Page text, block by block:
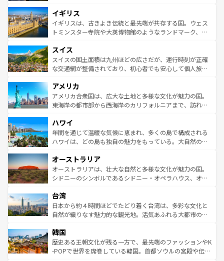
いる。シャンパンの発祥地であるランス、プロヴァンスの
香り高いラベンダー畑など、多彩な楽しみ方が可能だ。さ
らに、パリ以外の地域にも魅力が溢れており、どの街角に
れる地方に足を運ぶとそれぞれで全く異なる文化を体験で
きるだろう。 なお、新着のフランス情報はコンテンツ一覧
を参照してほしい。
顔を持つこの国は、どこを歩いても飽きることがない。ベ
ルリンの文化的活気、バイエルン州のアルプスの絶景、そ
してライン川沿いのワイン畑といった風景は必見。ビール
は、お酒好きな人にはぜひ体験してほしい。 なお、新着の
ドイツ情報はコンテンツ一覧を参照してほしい。
イギリス
イギリスは、古きよき伝統と最先端が共存する国。ウェス
トミンスター寺院や大英博物館のようなランドマーク、歴
リアごとに異なる魅力がある。また、優雅なアフタヌーン
ティー、ビール好きにはたまらない英国パブ、サッカー観
戦など、本場だからこそできる体験も豊富。イギリスを旅
ンツ一覧を参照してほしい。
スイス
スイスの国土面積は九州ほどの広さだが、運行時刻が正確
な交通網が整備されており、初心者でも安心して個人旅行
の建物がそのまま残る町や、スイスならではのユニークな
博物館もあり、アルプス観光だけでなく町歩きも満喫する
ことができる。国民の所得が高いため物価も高いが、旅行
ば市内交通費無料で観光を楽しむこともできる。 なお、新
着のスイス情報はコンテンツ一覧 を参照してほしい。
アメリカ
アメリカ合衆国は、広大な土地と多様な文化が魅力の国。
東海岸の都市部から西海岸のカリフォルニアまで、訪れる
のような巨大都市は、観光、ショッピング、エンターテイ
ンメントが詰まった刺激的なスポットだ。一方、アメリカ
西部には大自然が広がり、グランドキャニオンやイエロー
部のニューオーリンズでは、音楽と美食が融合した独特の
文化が魅力。旅行者はアメリカの各地域で異なる魅力を楽
しみながら、その多様性と豊かな歴史を感じることができ
ならではの贅沢な旅のスタイルだ。 なお、新着のアメリカ
情報はコンテンツ一覧を参照してほしい。
ハワイ
年間を通じて温暖な気候に恵まれ、多くの島で構成される
ハワイは、どの島も独自の魅力をもっている。大自然の神
ワイ島は見逃せない。また、定番の観光地といえばオアフ
島だが、静かな自然を求めるならマウイ島やカウアイ島が
おすすめ。エメラルドグリーンに輝く海をはじめ、豊かな
れるおもてなしの心で訪れる人々を迎えてくれるハワイの
人々、おいしいローカルフードやハワイアンミュージッ
ク、伝統的なフラダンスなど、すべてがハワイの魅力を彩
ワイを、存分に味わってほしい。 なお、新着のハワイ情報
はコンテンツ一覧を参照してほしい。
オーストラリア
オーストラリアは、壮大な自然と多様な文化が魅力の国。
シドニーのシンボルであるシドニー・オペラハウス、オー
リアリーフや大陸中央部にそびえるウルル（エアーズロッ
ク）、タスマニアの美しい原生林やケアンズの熱帯雨林な
ど、見どころがたくさん。また、カフェやワイン、オージ
いる。アクティビティも充実しており、サーフィンやダイ
ビング、ハイキングなど、アウトドア好きにはたまらな
い。オーストラリアの多彩な魅力を存分に味わいつくそ
台湾
日本から約４時間ほどでたどり着く台湾は、多彩な文化と
自然が織りなす魅力的な観光地。活気あふれる大都市の台
ン）、静ひつな山岳地帯である台湾東部など、都市の喧騒
と山間の静けさが共存しており、訪れる人に新しい発見と
驚きをもたらしてくれる。また、奥深い台湾の食文化も魅
韓国
歴史ある王朝文化が残る一方で、最先端のファッションやK
-POPで世界を席巻している韓国。首都ソウルの宮殿や伝統